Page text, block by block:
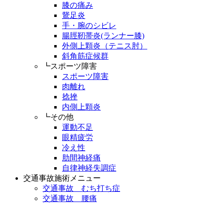
膝の痛み
鵞足炎
手・腕のシビレ
腸脛靭帯炎(ランナー膝)
外側上顆炎（テニス肘）
斜角筋症候群
┗スポーツ障害
スポーツ障害
肉離れ
捻挫
内側上顆炎
┗その他
運動不足
眼精疲労
冷え性
肋間神経痛
自律神経失調症
交通事故施術メニュー
交通事故 むち打ち症
交通事故 腰痛